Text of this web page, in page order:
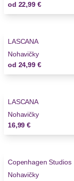
od 22,99 €
LASCANA
Nohavičky
od 24,99 €
LASCANA
Nohavičky
16,99 €
Novinky
Copenhagen Studios
Nohavičky